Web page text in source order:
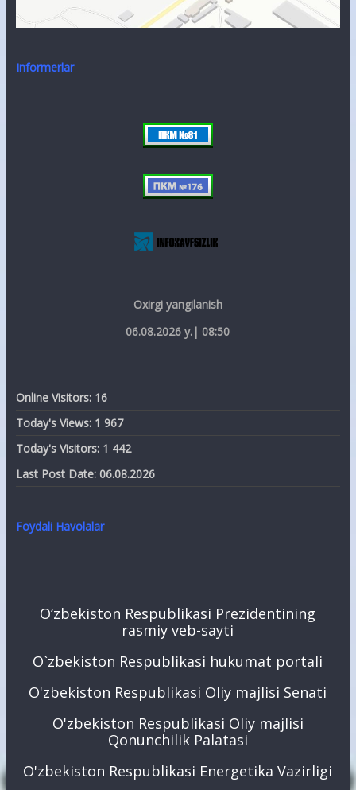
Informerlar
Oxirgi yangilanish
06.08.2026 y.| 08:50
Online Visitors: 16
Today's Views: 1 967
Today's Visitors: 1 442
Last Post Date: 06.08.2026
Foydali Havolalar
O‘zbekiston Respublikasi Prezidentining
rasmiy veb-sayti
O`zbekiston Respublikasi hukumat portali
O'zbekiston Respublikasi Oliy majlisi Senati
O'zbekiston Respublikasi Oliy majlisi
Qonunchilik Palatasi
O'zbekiston Respublikasi Energetika Vazirligi